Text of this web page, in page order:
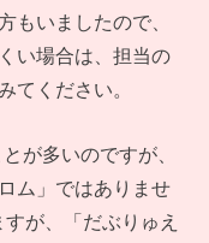
もいましたので、
い場合は、担当の
てください。
が多いのですが、
ム」ではありませ
が、「だぶりゅえ